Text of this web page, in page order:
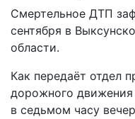
Смертельное ДТП
сентября в
области.
Как передаёт отдел
дорожного
в седьмом часу